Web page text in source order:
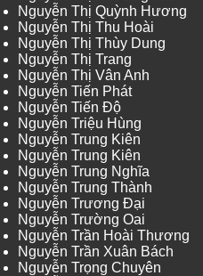
Nguyễn Thị Quỳnh Hương
Nguyễn Thị Thu Hoài
Nguyễn Thị Thùy Dung
Nguyễn Thị Trang
Nguyễn Thị Vân Anh
Nguyễn Tiến Phát
Nguyễn Tiến Độ
Nguyễn Triệu Hùng
Nguyễn Trung Kiên
Nguyễn Trung Kiên
Nguyễn Trung Nghĩa
Nguyễn Trung Thành
Nguyễn Trương Đại
Nguyễn Trường Oai
Nguyễn Trần Hoài Thương
Nguyễn Trần Xuân Bách
Nguyễn Trọng Chuyên